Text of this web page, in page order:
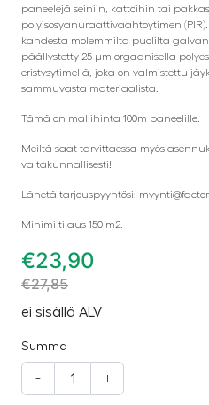
paneelejä seiniin, kattoihin tai
polyisosyanuraattivaahtoytimen
kahdesta molemmilta puolilta
päällystetty 25 µm orgaanisella
eristysytimellä, joka on valmistettu
sammuvasta materiaalista.
Tämä on mallihinta 100m paneelille.
Meiltä saat tarvittaessa myös
valtakunnallisesti!
Lähetä tarjouspyyntösi:
Minimi tilaus 150 m2.
€23,90
€27,85
ei sisällä ALV
Summa
- +